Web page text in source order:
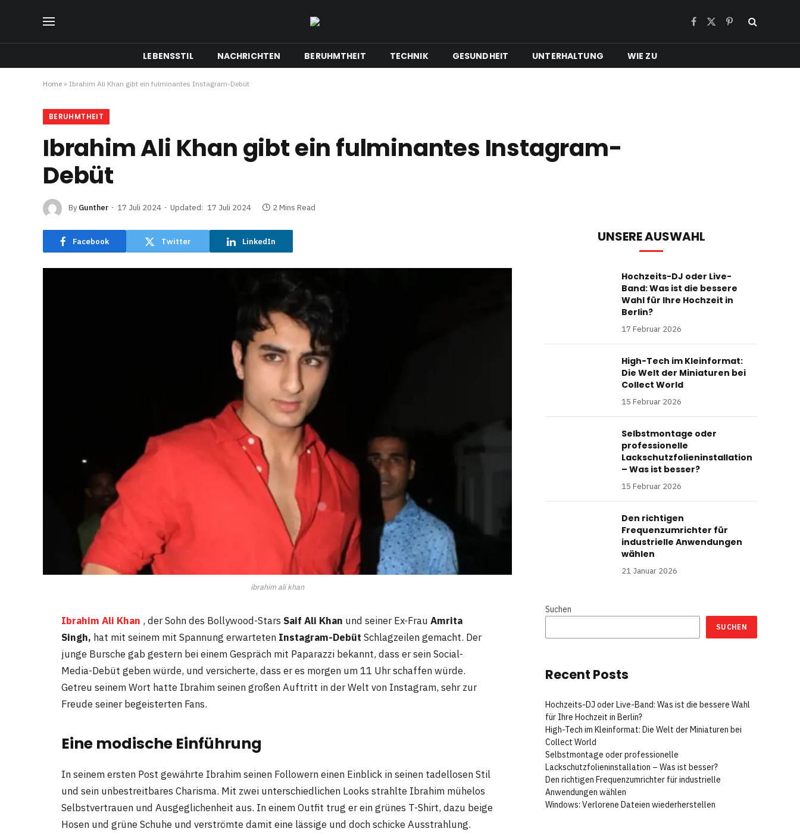
Facebook
X
Pinterest
LEBENSSTIL NACHRICHTEN BERUHMTHEIT TECHNIK GESUNDHEIT UNTERHALTUNG WIE ZU
Home » Ibrahim Ali Khan gibt ein fulminantes Instagram-Debüt
BERUHMTHEIT
Ibrahim Ali Khan gibt ein fulminantes Instagram-
Debüt
By Gunther 17 Juli 2024 Updated: 17 Juli 2024 2 Mins Read
Facebook Twitter LinkedIn
ibrahim ali khan
Ibrahim Ali Khan , der Sohn des Bollywood-Stars Saif Ali Khan und seiner Ex-Frau Amrita
Singh, hat mit seinem mit Spannung erwarteten Instagram-Debüt Schlagzeilen gemacht. Der
junge Bursche gab gestern bei einem Gespräch mit Paparazzi bekannt, dass er sein Social-
Media-Debüt geben würde, und versicherte, dass er es morgen um 11 Uhr schaffen würde.
Getreu seinem Wort hatte Ibrahim seinen großen Auftritt in der Welt von Instagram, sehr zur
Freude seiner begeisterten Fans.
Eine modische Einführung
In seinem ersten Post gewährte Ibrahim seinen Followern einen Einblick in seinen tadellosen Stil
und sein unbestreitbares Charisma. Mit zwei unterschiedlichen Looks strahlte Ibrahim mühelos
Selbstvertrauen und Ausgeglichenheit aus. In einem Outfit trug er ein grünes T-Shirt, dazu beige
Hosen und grüne Schuhe und verströmte damit eine lässige und doch schicke Ausstrahlung.
UNSERE AUSWAHL
Hochzeits-DJ oder Live-
Band: Was ist die bessere
Wahl für Ihre Hochzeit in
Berlin?
17 Februar 2026
High-Tech im Kleinformat:
Die Welt der Miniaturen bei
Collect World
15 Februar 2026
Selbstmontage oder
professionelle
Lackschutzfolieninstallation
– Was ist besser?
15 Februar 2026
Den richtigen
Frequenzumrichter für
industrielle Anwendungen
wählen
21 Januar 2026
Suchen
SUCHEN
Recent Posts
Hochzeits-DJ oder Live-Band: Was ist die bessere Wahl
für Ihre Hochzeit in Berlin?
High-Tech im Kleinformat: Die Welt der Miniaturen bei
Collect World
Selbstmontage oder professionelle
Lackschutzfolieninstallation – Was ist besser?
Den richtigen Frequenzumrichter für industrielle
Anwendungen wählen
Windows: Verlorene Dateien wiederherstellen